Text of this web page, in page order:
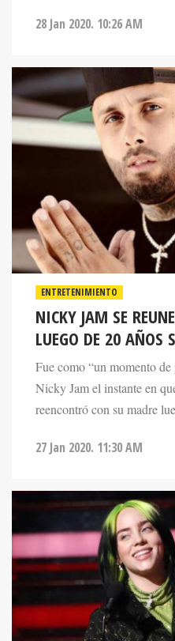
28 Jan 2020. 10:26 AM
ENTRETENIMIENTO
NICKY JAM SE
LUEGO DE 20 AÑOS
Fue como “un momento
Nicky Jam el instante en
reencontró con su madre
27 Jan 2020. 11:30 AM